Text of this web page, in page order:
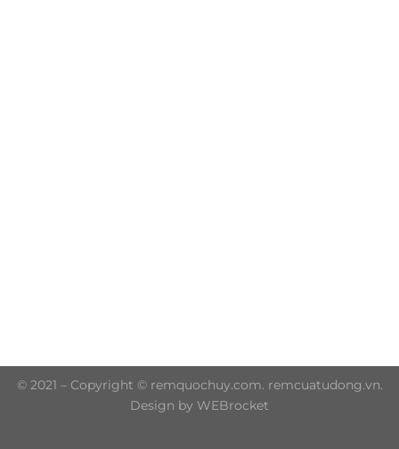
© 2021 – Copyright © remquochuy.com. remcuatudong.vn.
Design by WEBrocket